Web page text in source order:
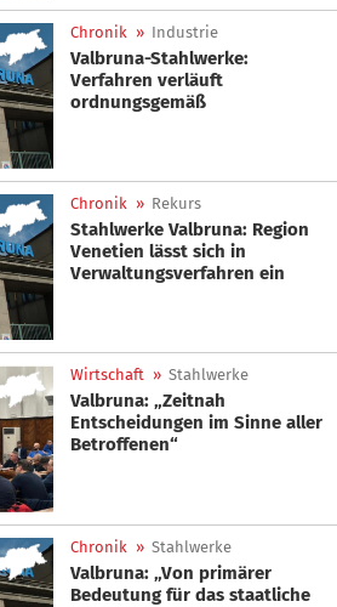
Chronik » Industrie
Valbruna-Stahlwerke:
Verfahren verläuft
ordnungsgemäß
Chronik » Rekurs
Stahlwerke Valbruna: Region
Venetien lässt sich in
Verwaltungsverfahren ein
Wirtschaft » Stahlwerke
Valbruna: „Zeitnah
Entscheidungen im Sinne aller
Betroffenen“
Chronik » Stahlwerke
Valbruna: „Von primärer
Bedeutung für das staatliche